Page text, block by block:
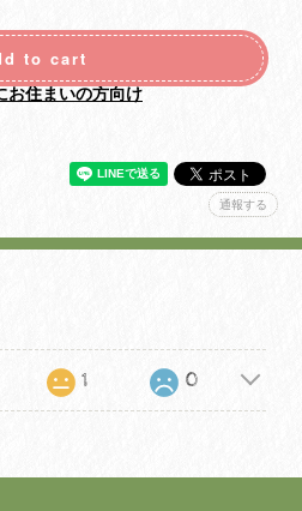
to cart
お住まいの方向け
通報する
1 0